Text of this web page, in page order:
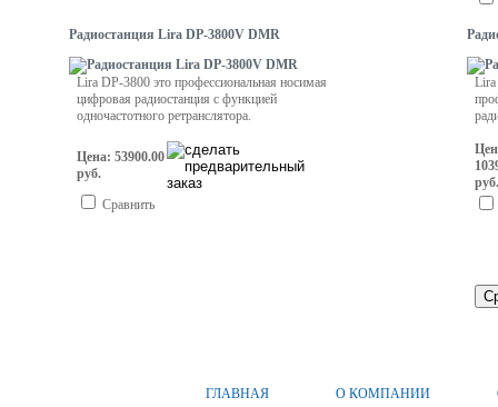
Радиостанция Lira DP-3800V DMR
Lira DP-3800 это профессиональная носимая
цифровая радиостанция с функцией
одночастотного ретранслятора.
Цена: 53900.00
руб.
Сравнить
руб.
ГЛАВНАЯ О КОМПАНИИ